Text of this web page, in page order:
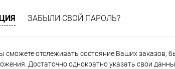
ЗАБЫЛИ СВОЙ ПАРОЛЬ?
сможете отслеживать состояние Ваших заказов,
Достаточно однократно указать свои